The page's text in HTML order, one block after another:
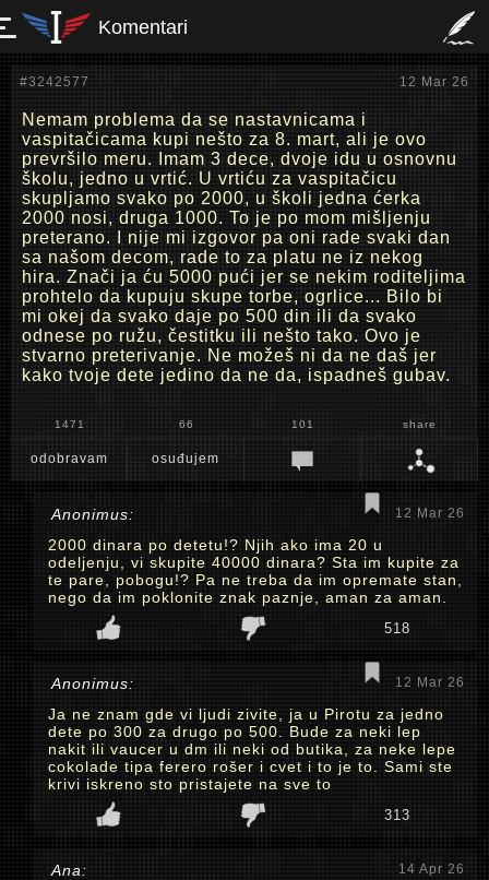
Komentari
#3242577 12 Mar 26
Nemam problema da se nastavnicama i
vaspitačicama kupi nešto za 8. mart, ali je ovo
prevršilo meru. Imam 3 dece, dvoje idu u osnovnu
školu, jedno u vrtić. U vrtiću za vaspitačicu
skupljamo svako po 2000, u školi jedna ćerka
2000 nosi, druga 1000. To je po mom mišljenju
preterano. I nije mi izgovor pa oni rade svaki dan
sa našom decom, rade to za platu ne iz nekog
hira. Znači ja ću 5000 pući jer se nekim roditeljima
prohtelo da kupuju skupe torbe, ogrlice... Bilo bi
mi okej da svako daje po 500 din ili da svako
odnese po ružu, čestitku ili nešto tako. Ovo je
stvarno preterivanje. Ne možeš ni da ne daš jer
kako tvoje dete jedino da ne da, ispadneš gubav.
1471 66 101 share
odobravam osuđujem
Anonimus: 12 Mar 26
2000 dinara po detetu!? Njih ako ima 20 u
odeljenju, vi skupite 40000 dinara? Sta im kupite za
te pare, pobogu!? Pa ne treba da im opremate stan,
nego da im poklonite znak paznje, aman za aman.
518
Anonimus: 12 Mar 26
Ja ne znam gde vi ljudi zivite, ja u Pirotu za jedno
dete po 300 za drugo po 500. Bude za neki lep
nakit ili vaucer u dm ili neki od butika, za neke lepe
cokolade tipa ferero rošer i cvet i to je to. Sami ste
krivi iskreno sto pristajete na sve to
313
Ana: 14 Apr 26